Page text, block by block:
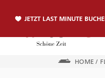
JETZT LAST MINUTE
HOME /